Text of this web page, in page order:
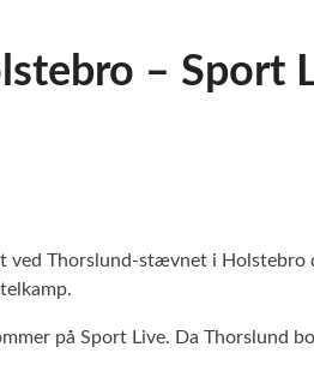
– Sport
ved Thorslund-stævnet i
på Sport Live. Da Thorslund